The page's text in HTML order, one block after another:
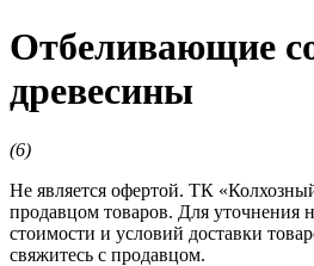
Отбеливающие
древесины
(6)
Не является офертой. ТК
продавцом товаров. Для уточнения
стоимости и условий доставки
свяжитесь с продавцом.